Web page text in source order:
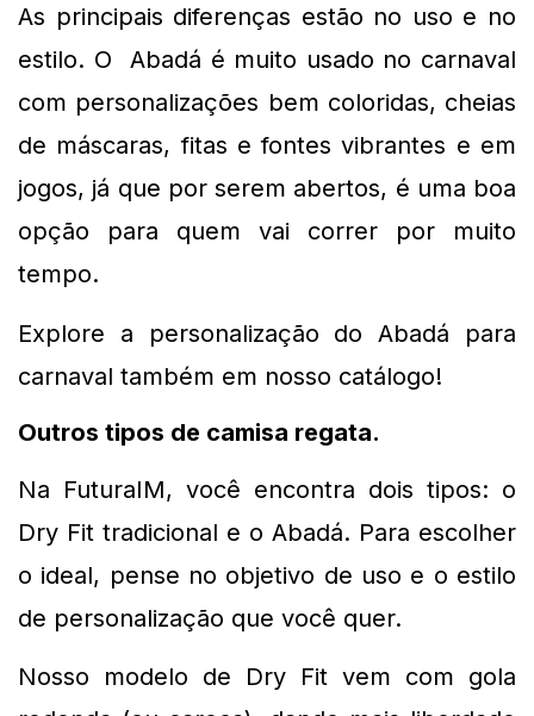
As principais diferenças estão no uso e no
estilo. O  Abadá é muito usado no carnaval
com personalizações bem coloridas, cheias
de máscaras, fitas e fontes vibrantes e em
jogos, já que por serem abertos, é uma boa
opção para quem vai correr por muito
tempo.
Explore a personalização do Abadá para
carnaval também em nosso catálogo!
Outros tipos de camisa regata.
Na FuturaIM, você encontra dois tipos: o
Dry Fit tradicional e o Abadá. Para escolher
o ideal, pense no objetivo de uso e o estilo
de personalização que você quer.
Nosso modelo de Dry Fit vem com gola